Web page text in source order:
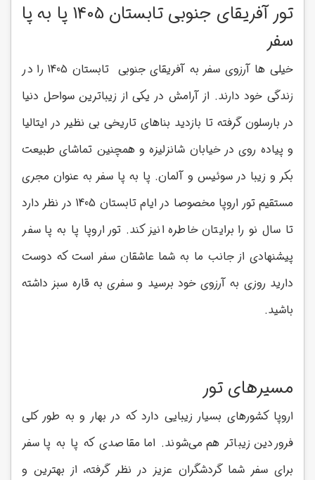
تور آفریقای جنوبی تابستان 1405 پا به پا
سفر
خیلی ها آرزوی سفر به آفریقای جنوبی تابستان 1405 را در
زندگی خود دارند. از آرامش در یکی از زیباترین سواحل دنیا
در بارسلون گرفته تا بازدید بناهای تاریخی بی نظیر در ایتالیا
و پیاده روی در خیابان شانزلیزه و همچنین تماشای طبیعت
بکر و زیبا در سوئیس و آلمان. پا به پا سفر به عنوان مجری
مستقیم تور اروپا مخصوصا در ایام تابستان 1405 در نظر دارد
تا سال نو را برایتان خاطره انیز کند. تور اروپا پا به پا سفر
پیشنهادی از جانب ما به شما عاشقان سفر است که دوست
دارید روزی به آرزوی خود برسید و سفری به قاره سبز داشته
باشید.
مسیرهای تور
اروپا کشورهای بسیار زیبایی دارد که در بهار و به طور کلی
فروردین زیباتر هم می‌شوند. اما مقاصدی که پا به پا سفر
برای سفر شما گردشگران عزیز در نظر گرفته، از بهترین و